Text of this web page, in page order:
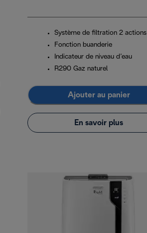
Système de filtration 2 actions
Fonction buanderie
Indicateur de niveau d’eau
R290 Gaz naturel
Ajouter au panier
En savoir plus